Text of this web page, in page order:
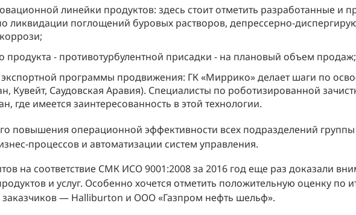
линейки продуктов: здесь стоит отметить разработанные и
ликвидации поглощений буровых растворов, депрессерно-
продукта - противотурбулентной присадки - на плановый объем продаж;
программы продвижения: ГК «Миррико» делает шаги по
Кувейт, Саудовская Аравия). Специалисты по роботизированной
где имеется заинтересованность в этой технологии.
повышения операционной эффективности всех подразделений группы
процессов и автоматизации систем управления.
на соответствие СМК ИСО 9001:2008 за 2016 год еще раз доказали
и услуг. Особенно хочется отметить положительную оценку по
заказчиков — Halliburton и ООО «Газпром нефть шельф».